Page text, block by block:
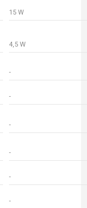
15 W
4,5 W
-
-
-
-
-
-